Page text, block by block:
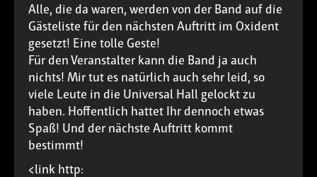
Alle, die da waren, werden von der Band auf die
Gästeliste für den nächsten Auftritt im Oxident
gesetzt! Eine tolle Geste!
Für den Veranstalter kann die Band ja auch
nichts! Mir tut es natürlich auch sehr leid, so
viele Leute in die Universal Hall gelockt zu
haben. Hoffentlich hattet Ihr dennoch etwas
Spaß! Und der nächste Auftritt kommt
bestimmt!
<link http: